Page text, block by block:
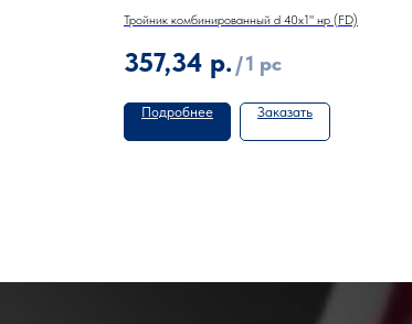
Тройник комбинированный d 40х1" нр (FD)
357,34 р. /1 pc
Подробнее Заказать